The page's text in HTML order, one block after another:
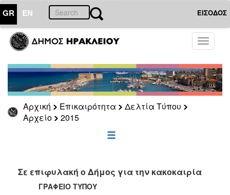
GR EN ΕΙΣΟΔΟΣ
Toggle
Αρχική Επικαιρότητα
Δελτία Τύπου
Αρχείο
2015
ΕΠΙΚΑΙΡΟΤΗΤΑ
Τύπου
Αρχείο
2026
2025
2021
2020
Σε επιφυλακή ο Δήμος για την κακοκαιρία
ΓΡΑΦΕΙΟ ΤΥΠΟΥ